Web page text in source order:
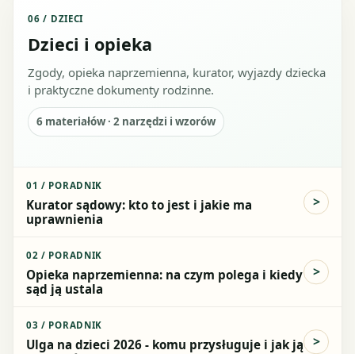
06 / DZIECI
Dzieci i opieka
Zgody, opieka naprzemienna, kurator, wyjazdy dziecka
i praktyczne dokumenty rodzinne.
6 materiałów ·2 narzędzi i wzorów
01 / PORADNIK
Kurator sądowy: kto to jest i jakie ma
uprawnienia
02 / PORADNIK
Opieka naprzemienna: na czym polega i kiedy
sąd ją ustala
03 / PORADNIK
Ulga na dzieci 2026 - komu przysługuje i jak ją